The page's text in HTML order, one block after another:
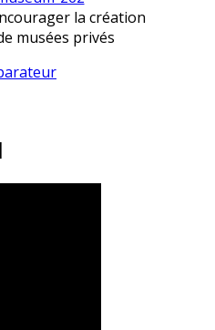
la création
musées privés